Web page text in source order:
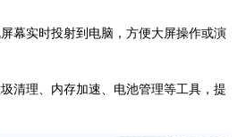
幕实时投射到电脑，方便大屏操作或演
清理、内存加速、电池管理等工具，提